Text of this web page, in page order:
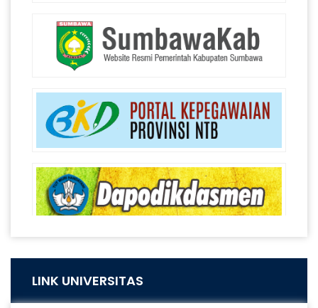
LINK UNIVERSITAS